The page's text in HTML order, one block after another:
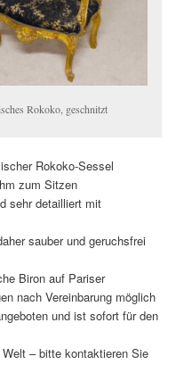
Rokoko, geschnitzt
Rokoko-Sessel
zum Sitzen
sehr detailliert mit
sauber und geruchsfrei
Biron auf Pariser
nach Vereinbarung möglich
und ist sofort für den
– bitte kontaktieren Sie